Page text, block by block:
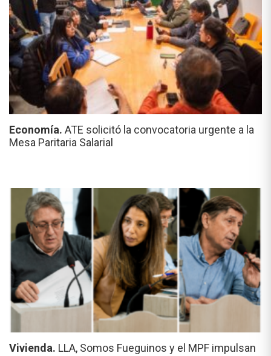
Economía. ATE solicitó la convocatoria urgente a la
Mesa Paritaria Salarial
Vivienda. LLA, Somos Fueguinos y el MPF impulsan